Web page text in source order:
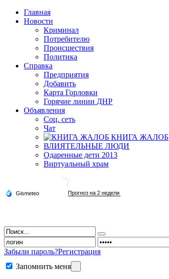
Главная
Новости
Криминал
Потребителю
Происшествия
Политика
Справка
Предприятия
Добавить
Карта Горловки
Горячие линии ДНР
Объявления
Соц. сеть
Чат
КНИГА ЖАЛОБ
ВЛИЯТЕЛЬНЫЕ ЛЮДИ
Одаренные дети 2013
Виртуальный храм
Забыли пароль?Регистрация
Запомнить меня